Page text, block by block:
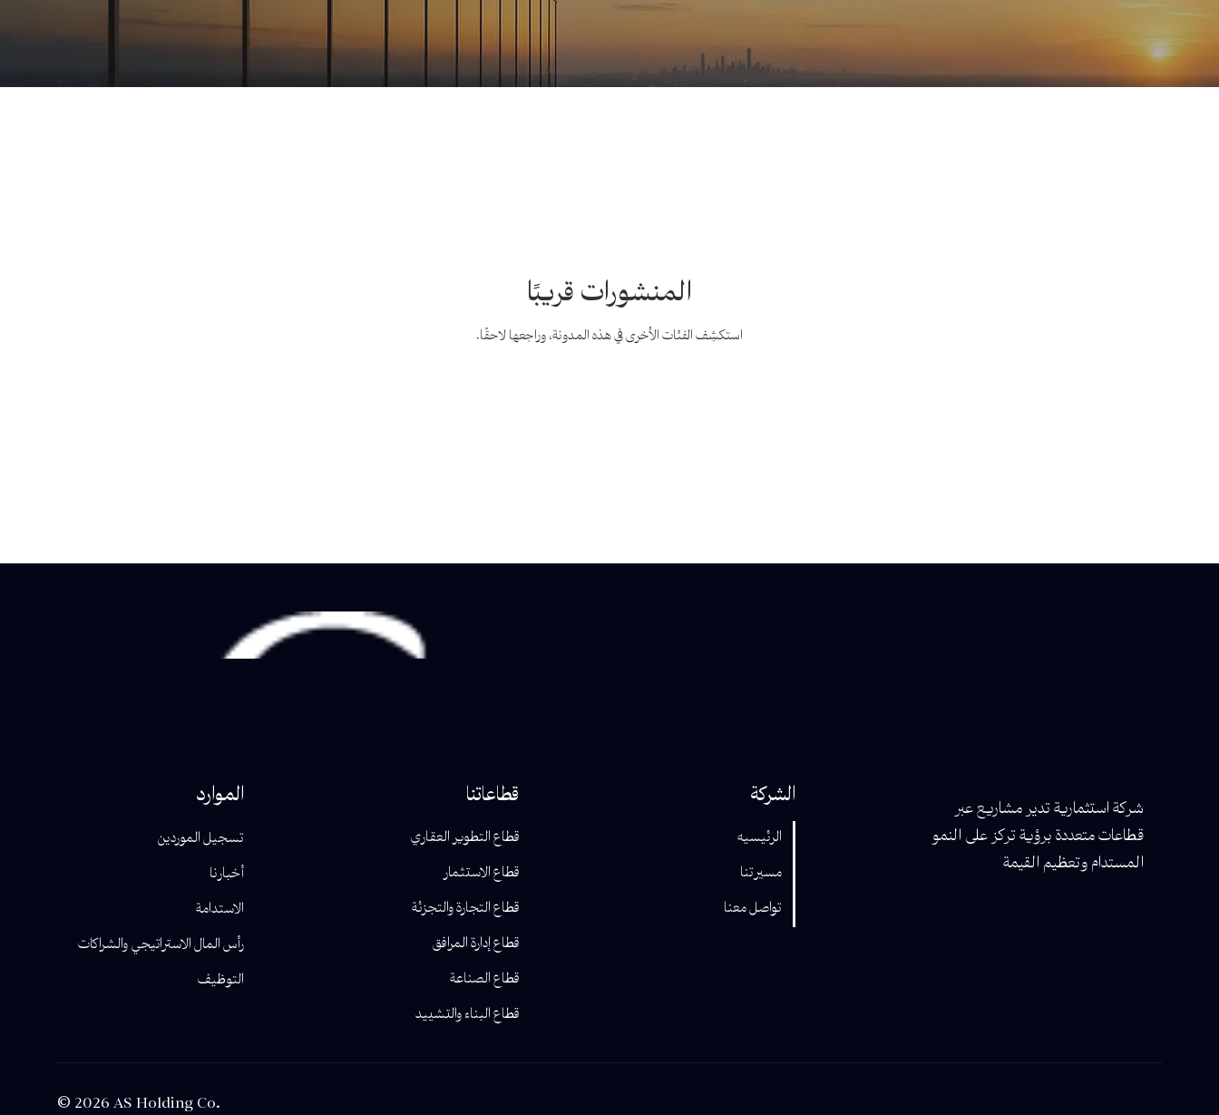
المنشورات قريبًا
استكشِف الفئات الأخرى في هذه المدونة، وراجعها لاحقًا.
الموارد
تسجيل الموردين
أخبارنا
الاستدامة
رأس المال الاستراتيجي والشراكات
التوظيف
قطاعاتنا
قطاع التطوير العقاري
قطاع الاستثمار
قطاع التجارة والتجزئة
قطاع إدارة المرافق
قطاع الصناعة
قطاع البناء والتشييد
الشركة
الرئيسيه
مسيرتنا
تواصل معنا
شركة استثمارية تدير مشاريع عبر
قطاعات متعددة برؤية تركز على النمو
المستدام وتعظيم القيمة
© 2026 AS Holding Co.